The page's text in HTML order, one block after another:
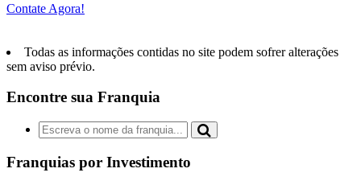
Contate Agora!
Todas as informações contidas no site podem sofrer alterações
sem aviso prévio.
Encontre sua Franquia
Franquias por Investimento